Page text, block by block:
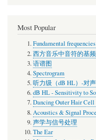
Most Popular
Fundamental
西方音乐中音符的基频
语谱图
Spectrogram
听力级（dB HL）-对
dB HL - Sensitivity to
Dancing Outer Hair
Acoustics & Signal
声学与信号处理
The Ear